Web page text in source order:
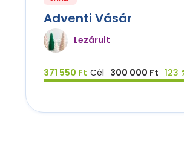
Adventi Vásár
Lezárult
371 550 Ft Cél 300 000 Ft 123